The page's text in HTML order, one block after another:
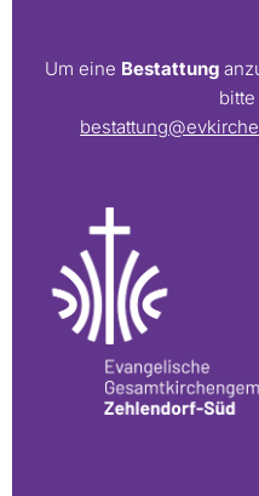
Um eine Bestattung
bitte